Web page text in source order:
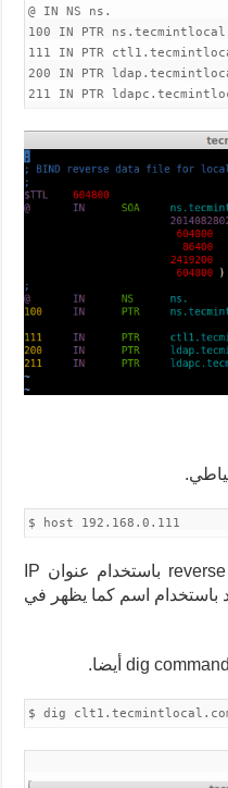
@ IN NS ns.
100 IN PTR
111 IN PTR
200 IN PTR
211 IN PTR
$ host 192.168.0.111
أثناء قيامنا بإجراء بحث reverse look-up باستخدام عنوان IP
باستخدام اسم كما يظهر في
$ dig